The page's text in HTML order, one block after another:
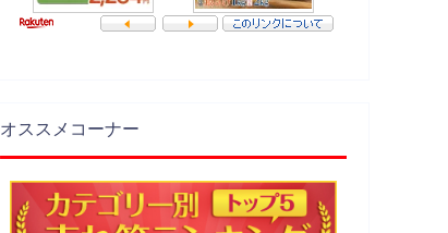
オススメコーナー